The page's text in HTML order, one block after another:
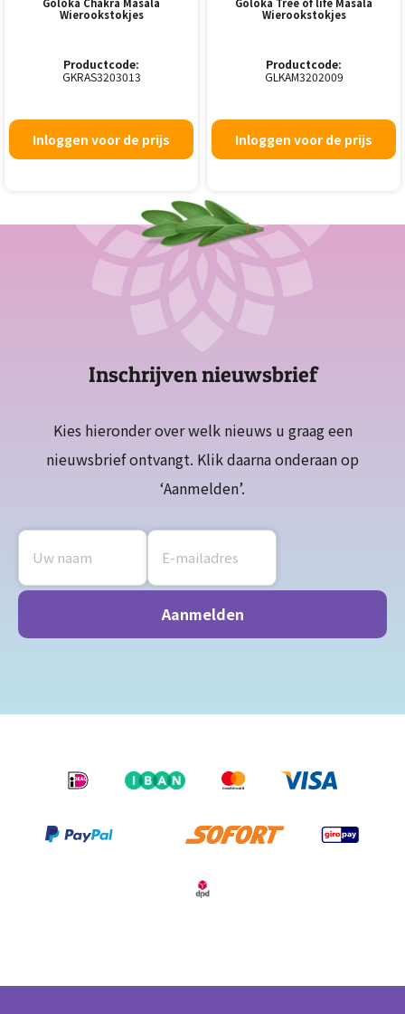
Wierookstokjes
Productcode:
GKRAS3203013
Inloggen voor de prijs
Wierookstokjes
Productcode:
GLKAM3202009
Inloggen voor de prijs
Inschrijven nieuwsbrief
Kies hieronder over welk nieuws u graag een
nieuwsbrief ontvangt. Klik daarna onderaan op
‘Aanmelden’.
Aanmelden